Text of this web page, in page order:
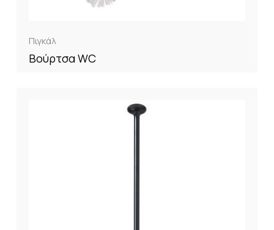
Πιγκάλ
Βούρτσα WC